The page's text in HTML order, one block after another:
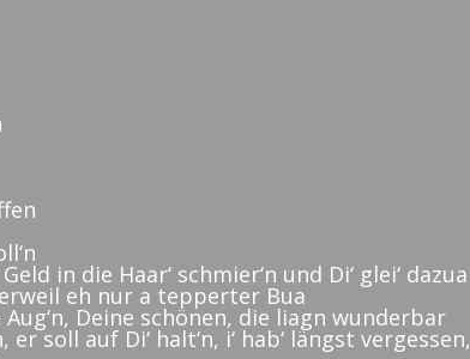
in die Haar‘ schmier‘n und Di‘ glei‘ dazua
eh nur a tepperter Bua
Deine schönen, die liagn wunderbar
er soll auf Di‘ halt‘n, i‘ hab‘ längst vergessen,